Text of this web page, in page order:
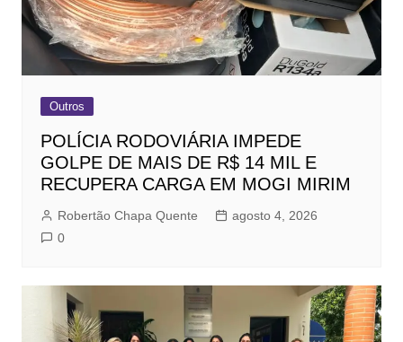
Outros
POLÍCIA RODOVIÁRIA IMPEDE
GOLPE DE MAIS DE R$ 14 MIL E
RECUPERA CARGA EM MOGI MIRIM
Robertão Chapa Quente
agosto 4, 2026
0